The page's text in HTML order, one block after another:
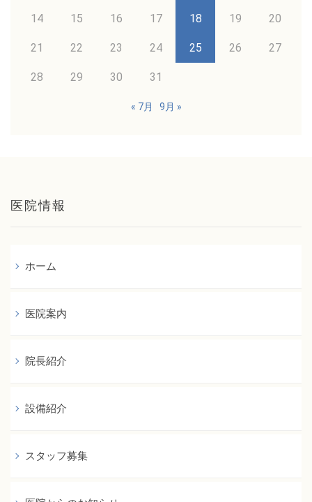
14 15 16 17 18 19 20
21 22 23 24 25 26 27
28 29 30 31
« 7月 9月 »
医院情報
ホーム
医院案内
院長紹介
設備紹介
スタッフ募集